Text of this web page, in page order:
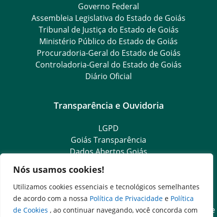
Nós usamos cookies!
Utilizamos cookies essenciais e tecnológicos semelhantes
de acordo com a nossa Política de Privacidade e Política
de Cookies , ao continuar navegando, você concorda com
Governo Federal
Assembleia Legislativa do Estado de Goiás
Tribunal de Justiça do Estado de Goiás
Ministério Público do Estado de Goiás
Procuradoria-Geral do Estado de Goiás
Controladoria-Geral do Estado de Goiás
Diário Oficial
Transparência e Ouvidoria
LGPD
Goiás Transparência
Dados Abertos Goiás
Ouvidoria Geral
SIC – Serviço de Informação ao Cidadão
e-SIC – Serviço Eletrônico de Informação ao Cidadão
Acesso às Informações das Organizações Sociais de Saúde